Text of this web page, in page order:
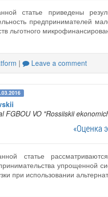
статье приведены
предпринимателей
льготного
| Leave a comment
FGBOU VO "Rossiiskii
«Оценка
статье
упрощенной
при использовании